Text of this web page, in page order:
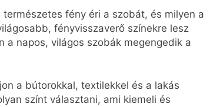
fény éri a szobát, és milyen a
fényvisszaverő színekre lesz
a napos, világos szobák megengedik a
a bútorokkal, textilekkel és a lakás
színt választani, ami kiemeli és